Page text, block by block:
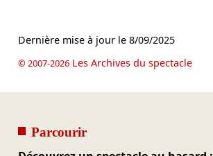
Dernière mise à jour le 8/09/2025
© 2007-2026Les Archives du spectacle
Parcourir